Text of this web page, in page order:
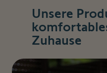
Unsere
Zuhause